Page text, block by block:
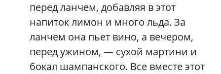
перед ланчем, добавляя в этот
напиток лимон и много льда. За
ланчем она пьет вино, а вечером,
перед ужином, — сухой мартини и
бокал шампанского. Все вместе этот